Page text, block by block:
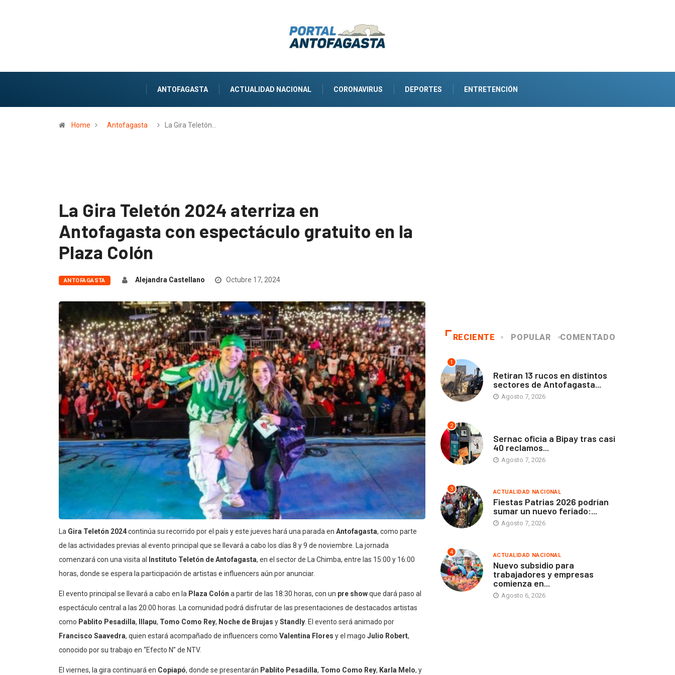
ANTOFAGASTA ACTUALIDAD NACIONAL CORONAVIRUS DEPORTES ENTRETENCIÓN
Home Antofagasta La Gira Teletón…
La Gira Teletón 2024 aterriza en
Antofagasta con espectáculo gratuito en la
Plaza Colón
ANTOFAGASTA Alejandra Castellano Octubre 17, 2024
La Gira Teletón 2024continúa su recorrido por el país y este jueves hará una parada en Antofagasta, como parte
de las actividades previas al evento principal que se llevará a cabo los días 8 y 9 de noviembre. La jornada
comenzará con una visita al
Instituto Teletón de Antofagasta, en el sector de La Chimba, entre las 15:00 y 16:00
horas, donde se espera la participación de artistas e influencers aún por anunciar.
El evento principal se llevará a cabo en la Plaza Colón a partir de las 18:30 horas, con un pre showque dará paso al
espectáculo central a las 20:00 horas. La comunidad podrá disfrutar de las presentaciones de destacados artistas
como Pablito Pesadilla, Illapu, Tomo Como Rey, Noche de Brujas yStandly . El evento será animado por
Francisco Saavedra, quien estará acompañado de influencers como Valentina Flores y el mago Julio Robert,
conocido por su trabajo en “Efecto N” de NTV.
El viernes, la gira continuará en Copiapó, donde se presentarán Pablito Pesadilla, Tomo Como Rey, Karla Melo, y
RECIENTE POPULAR COMENTADO
1
Retiran 13 rucos en distintos
sectores de Antofagasta...
Agosto 7, 2026
2
Sernac oficia a Bipay tras casi
40 reclamos...
Agosto 7, 2026
3 ACTUALIDAD NACIONAL
Fiestas Patrias 2026 podrían
sumar un nuevo feriado:...
Agosto 7, 2026
4 ACTUALIDAD NACIONAL
Nuevo subsidio para
trabajadores y empresas
comienza en...
Agosto 6, 2026